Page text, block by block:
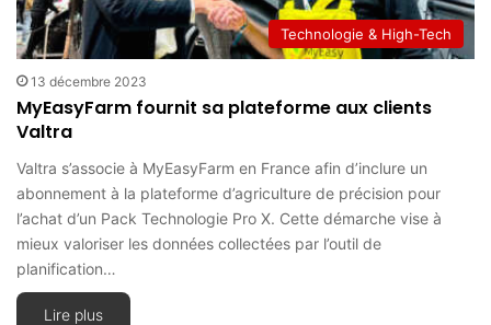
Technologie & High-Tech
13 décembre 2023
MyEasyFarm fournit sa plateforme aux clients
Valtra
Valtra s’associe à MyEasyFarm en France afin d’inclure un
abonnement à la plateforme d’agriculture de précision pour
l’achat d’un Pack Technologie Pro X. Cette démarche vise à
mieux valoriser les données collectées par l’outil de
planification…
Lire plus